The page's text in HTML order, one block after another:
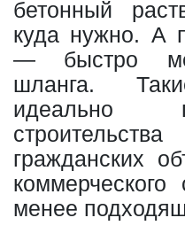
бетонный
куда нужно. А
— быстро
шланга.
идеально
гражданских
коммерческого
менее